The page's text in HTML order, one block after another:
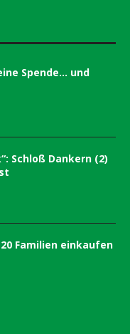
Spende… und
Schloß Dankern (2)
Familien einkaufen